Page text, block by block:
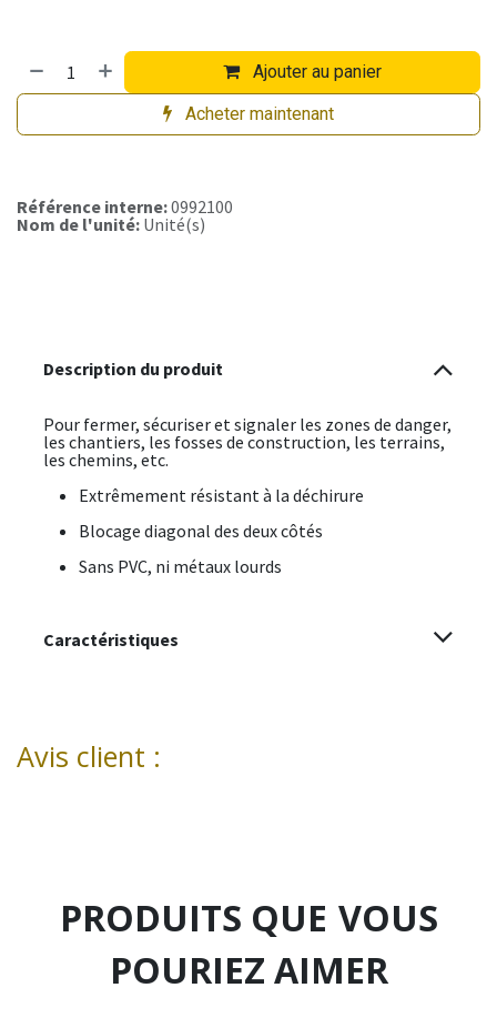
Ajouter au panier
Acheter maintenant
Référence interne:0992100
Nom de l'unité: Unité(s)
Description du produit
Pour fermer, sécuriser et signaler les zones de danger,
les chantiers, les fosses de construction, les terrains,
les chemins, etc.
Extrêmement résistant à la déchirure
Blocage diagonal des deux côtés
Sans PVC, ni métaux lourds
Caractéristiques
Avis client :
PRODUITS QUE VOUS
POURIEZ AIMER